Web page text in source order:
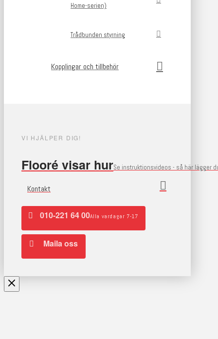
Home-serien)
Trådbunden styrning
Kopplingar och tillbehör
VI HJÄLPER DIG!
Flooré visar hurSe instruktionsvideos - så här lägger
Kontakt
010-221 64 00Alla vardagar 7-17
Maila oss